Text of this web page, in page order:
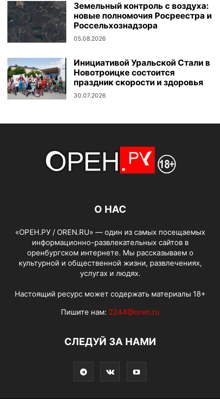
Земельный контроль с воздуха:
новые полномочия Росреестра и
Россельхознадзора
05.08.2026
Инициативой Уральской Стали в
Новотроицке состоится
праздник скорости и здоровья
30.07.2026
О НАС
«ОРЕН.РУ / OREN.RU» — один из самых посещаемых
информационно-развлекательных сайтов в
оренбургском интернете. Мы рассказываем о
культурной и общественной жизни, развлечениях,
услугах и людях.
Настоящий ресурс может содержать материалы 18+
Пишите нам: 2244@oren.ru
СЛЕДУЙ ЗА НАМИ